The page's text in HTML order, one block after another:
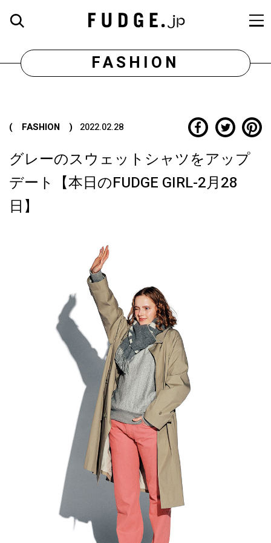
FASHION
( FASHION ) 2022.02.28
グレーのスウェットシャツをアップ
デート【本日のFUDGE GIRL-2月28
日】